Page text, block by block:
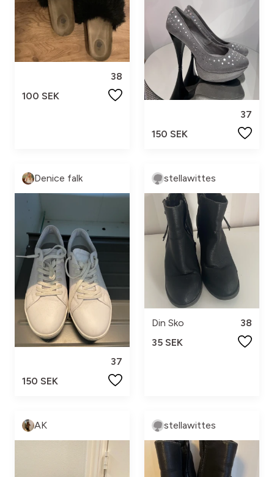
38
100 SEK
37
150 SEK
Denice falk
37
150 SEK
stellawittes
Din Sko
38
35 SEK
AK stellawittes